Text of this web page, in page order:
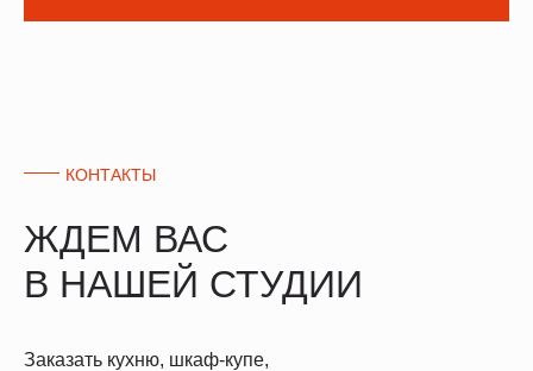
ЖДЕМ ВАС
В НАШЕЙ СТУДИИ
КОНТАКТЫ
Заказать кухню, шкаф-купе,